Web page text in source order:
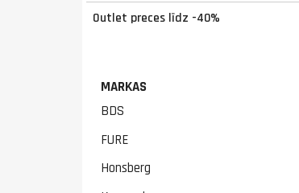
Outlet preces līdz -40%
MARKAS
BDS
FURE
Honsberg